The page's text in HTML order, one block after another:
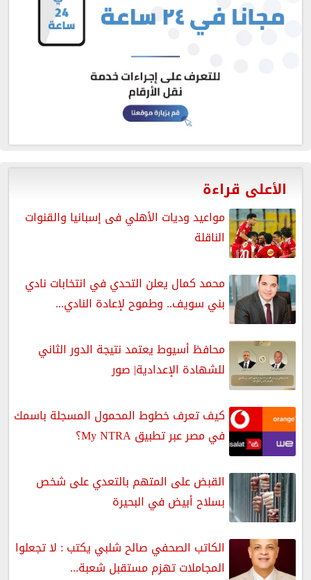
الأعلى قراءة
مواعيد وديات الأهلي فى إسبانيا والقنوات
الناقلة
محمد كمال يعلن التحدي في انتخابات نادي
بني سويف.. وطموح لإعادة النادي...
محافظ أسيوط يعتمد نتيجة الدور الثاني
للشهادة الإعدادية| صور
كيف تعرف خطوط المحمول المسجلة باسمك
في مصر عبر تطبيق My NTRA؟
القبض على المتهم بالتعدي على شخص
بسلاح أبيض في البحيرة
الكاتب الصحفي صالح شلبي يكتب : لا تجعلوا
المجاملات تهزم مستقبل شعبة...